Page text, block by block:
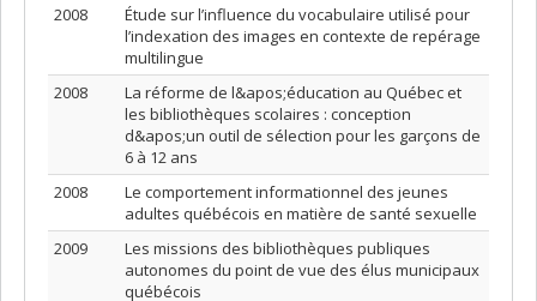
2008
Étude sur l’influence du vocabulaire utilisé pour
l’indexation des images en contexte de repérage
multilingue
2008
La réforme de l&apos;éducation au Québec et
les bibliothèques scolaires : conception
d&apos;un outil de sélection pour les garçons de
6 à 12 ans
2008
Le comportement informationnel des jeunes
adultes québécois en matière de santé sexuelle
2009
Les missions des bibliothèques publiques
autonomes du point de vue des élus municipaux
québécois